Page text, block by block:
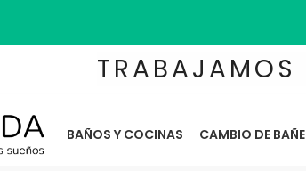
BAÑOS Y COCINAS CAMBIO DE